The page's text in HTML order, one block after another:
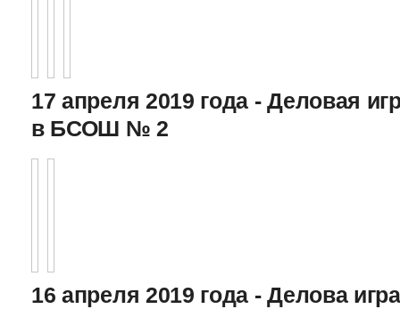
17 апреля 2019 года - Деловая
в БСОШ № 2
16 апреля 2019 года - Делова